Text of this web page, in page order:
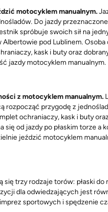
motocyklem manualnym.
Do jazdy
spróbuje swoich sił na
pod Lublinem. Osoba
kask i buty oraz
jazdy motocyklem manualnym.
z motocyklem manualnym.
przygodę z
ochraniaczy, kask i buty
od jazdy po płaskim torze a
jeździć motocyklem
trzy rodzaje torów: płaski do
dla odwiedzających jest
sportowych i spędzenie